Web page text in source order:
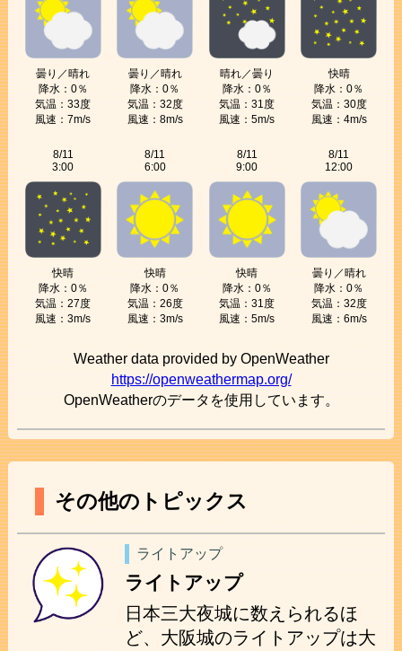
曇り／晴れ
降水：0％
気温：33度
風速：7m/s
曇り／晴れ
降水：0％
気温：32度
風速：8m/s
晴れ／曇り
降水：0％
気温：31度
風速：5m/s
快晴
降水：0％
気温：30度
風速：4m/s
8/11
3:00
快晴
降水：0％
気温：27度
風速：3m/s
8/11
6:00
快晴
降水：0％
気温：26度
風速：3m/s
8/11
9:00
快晴
降水：0％
気温：31度
風速：5m/s
8/11
12:00
曇り／晴れ
降水：0％
気温：32度
風速：6m/s
Weather data provided by OpenWeather
https://openweathermap.org/
OpenWeatherのデータを使用しています。
その他のトピックス
ライトアップ
ライトアップ
日本三大夜城に数えられるほ
ど、大阪城のライトアップは大